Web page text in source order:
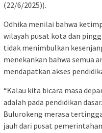
(22/6/2025)).
Odhika menilai bahwa
wilayah pusat kota dan
tidak menimbulkan
menekankan bahwa semua
mendapatkan akses
“Kalau kita bicara masa
adalah pada pendidikan
Bulurokeng merasa
jauh dari pusat